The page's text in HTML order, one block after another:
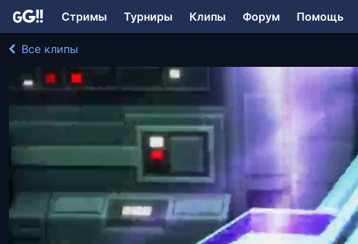
Стримы Турниры Клипы Форум Помощь
Все клипы
LollyDragon играл в Star Wars: The Old Republic